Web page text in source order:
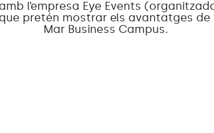
l’empresa Eye Events
pretén mostrar els avantatges de
Mar Business Campus.